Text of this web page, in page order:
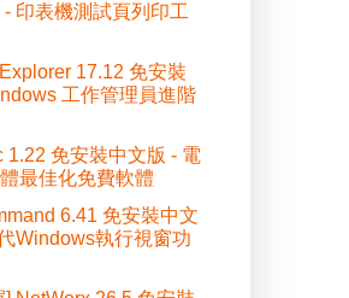
- 印表機測試頁列印工
17.12 免安裝
工作管理員進階
1.22 免安裝中文版 - 電
最佳化免費軟體
6.41 免安裝中文
Windows執行視窗功